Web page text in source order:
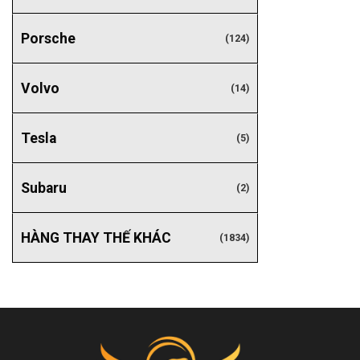
Porsche (124)
Volvo (14)
Tesla (5)
Subaru (2)
HÀNG THAY THẾ KHÁC (1834)